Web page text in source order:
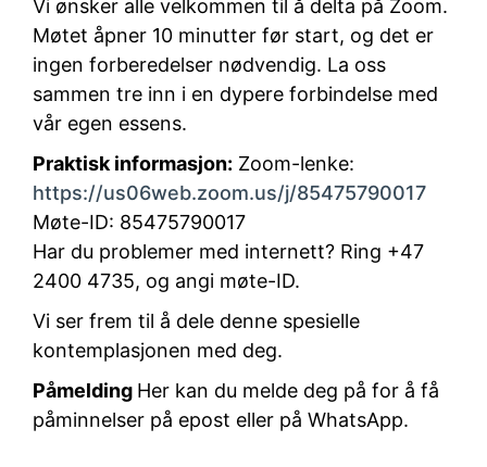
Vi ønsker alle velkommen til å delta på Zoom.
Møtet åpner 10 minutter før start, og det er
ingen forberedelser nødvendig. La oss
sammen tre inn i en dypere forbindelse med
vår egen essens.
Praktisk informasjon: Zoom-lenke:
https://us06web.zoom.us/j/85475790017
Møte-ID: 85475790017
Har du problemer med internett? Ring +47
2400 4735, og angi møte-ID.
Vi ser frem til å dele denne spesielle
kontemplasjonen med deg.
Påmelding Her kan du melde deg på for å få
påminnelser på epost eller på WhatsApp.